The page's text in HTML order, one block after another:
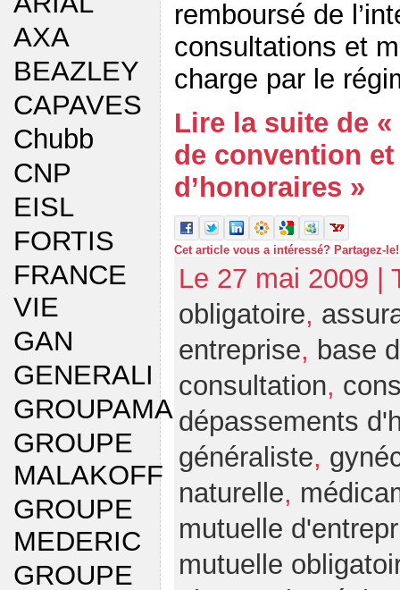
AXA
BEAZLEY
CAPAVES
Chubb
CNP
EISL
FORTIS
FRANCE
VIE
GAN
GENERALI
GROUPAMA
GROUPE
MALAKOFF
GROUPE
MEDERIC
GROUPE
remboursé de
consultations et
charge par le
Lire la suite de
de convention
d’honoraires »
Cet article vous a intéressé? Partagez-le!
Le 27 mai 2009 |
obligatoire,
entreprise, base
consultation,
dépassements
généraliste,
naturelle,
mutuelle
mutuelle